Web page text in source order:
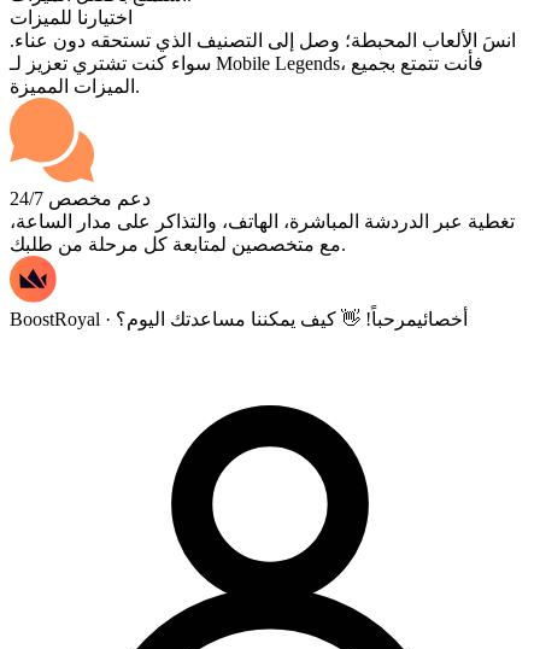
اختيارنا للميزات
انسَ الألعاب المحبطة؛ وصل إلى التصنيف الذي تستحقه دون عناء.
سواء كنت تشتري تعزيز لـ Mobile Legends، فأنت تتمتع بجميع
الميزات المميزة.
دعم مخصص 24/7
تغطية عبر الدردشة المباشرة، الهاتف، والتذاكر على مدار الساعة،
مع متخصصين لمتابعة كل مرحلة من طلبك.
BoostRoyal · أخصائيمرحباً! 👋 كيف يمكننا مساعدتك اليوم؟